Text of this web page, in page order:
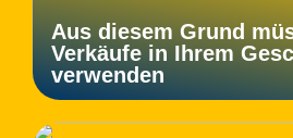
Aus diesem Grund
Verkäufe in Ihrem
verwenden